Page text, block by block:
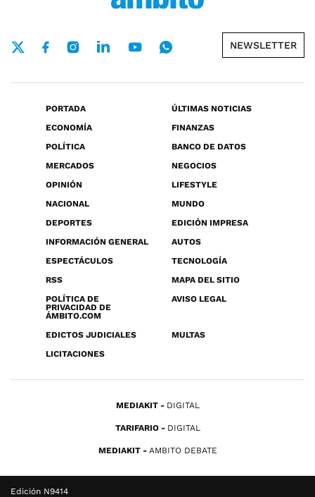
NEWSLETTER
PORTADA
ÚLTIMAS NOTICIAS
ECONOMÍA
FINANZAS
POLÍTICA
BANCO DE DATOS
MERCADOS
NEGOCIOS
OPINIÓN
LIFESTYLE
NACIONAL
MUNDO
DEPORTES
EDICIÓN IMPRESA
INFORMACIÓN GENERAL
AUTOS
ESPECTÁCULOS
TECNOLOGÍA
RSS
MAPA DEL SITIO
POLÍTICA DE
PRIVACIDAD DE
ÁMBITO.COM
AVISO LEGAL
EDICTOS JUDICIALES
MULTAS
LICITACIONES
MEDIAKIT DIGITAL
TARIFARIO DIGITAL
MEDIAKIT AMBITO DEBATE
Edición N9414